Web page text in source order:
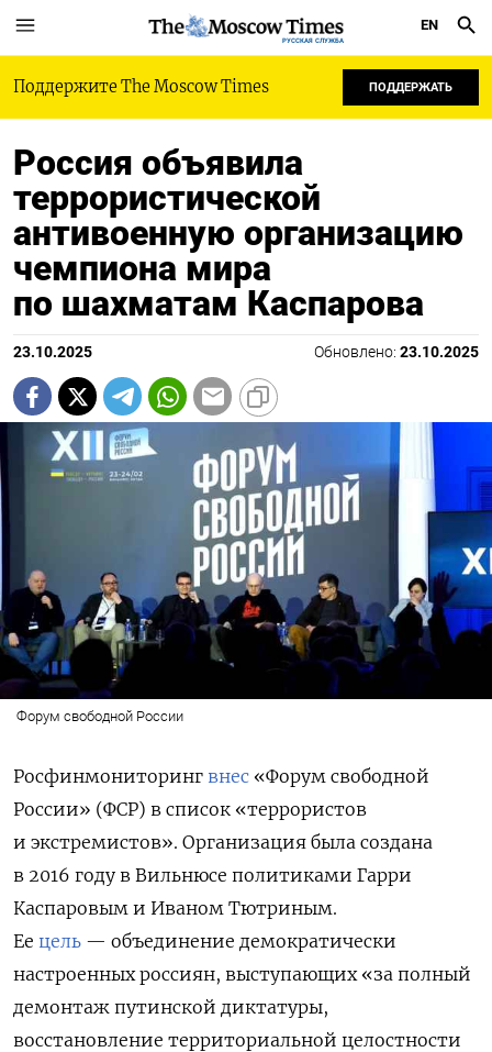
РУССКАЯ СЛУЖБА
EN
Поддержите The Moscow Times ПОДДЕРЖАТЬ
Россия объявила
террористической
антивоенную организацию
чемпиона мира
по шахматам Каспарова
23.10.2025 Обновлено: 23.10.2025
Форум свободной России
Росфинмониторинг внес «Форум свободной
России» (ФСР) в список «террористов
и экстремистов». Организация была создана
в 2016 году в Вильнюсе политиками Гарри
Каспаровым и Иваном Тютриным.
Ее цель — объединение демократически
настроенных россиян, выступающих «за полный
демонтаж путинской диктатуры,
восстановление территориальной целостности